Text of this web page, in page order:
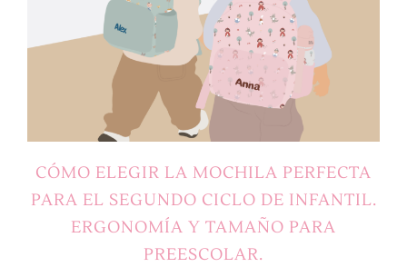
CÓMO ELEGIR LA MOCHILA PERFECTA
PARA EL SEGUNDO CICLO DE INFANTIL.
ERGONOMÍA Y TAMAÑO PARA
PREESCOLAR.